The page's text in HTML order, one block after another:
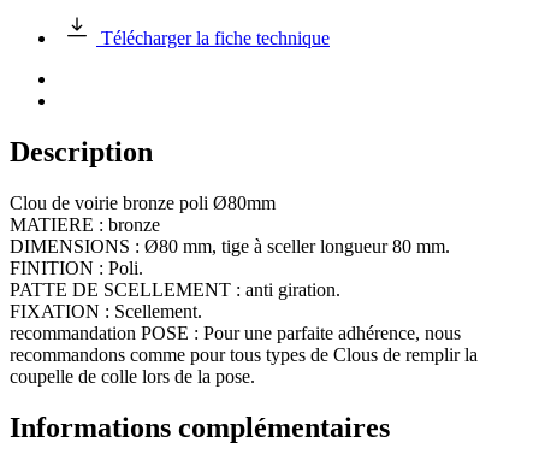
voirie
Ø80mm
Télécharger la fiche technique
Description
Clou de voirie bronze poli Ø80mm
MATIERE : bronze
DIMENSIONS : Ø80 mm, tige à sceller longueur 80 mm.
FINITION : Poli.
PATTE DE SCELLEMENT : anti giration.
FIXATION : Scellement.
recommandation POSE : Pour une parfaite adhérence, nous
recommandons comme pour tous types de Clous de remplir la
coupelle de colle lors de la pose.
Informations complémentaires